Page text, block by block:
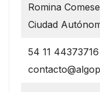
Romina
Ciudad
54 11 44373716